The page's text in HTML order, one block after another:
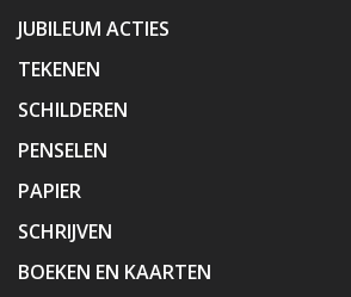
JUBILEUM ACTIES
TEKENEN
SCHILDEREN
PENSELEN
PAPIER
SCHRIJVEN
BOEKEN EN KAARTEN